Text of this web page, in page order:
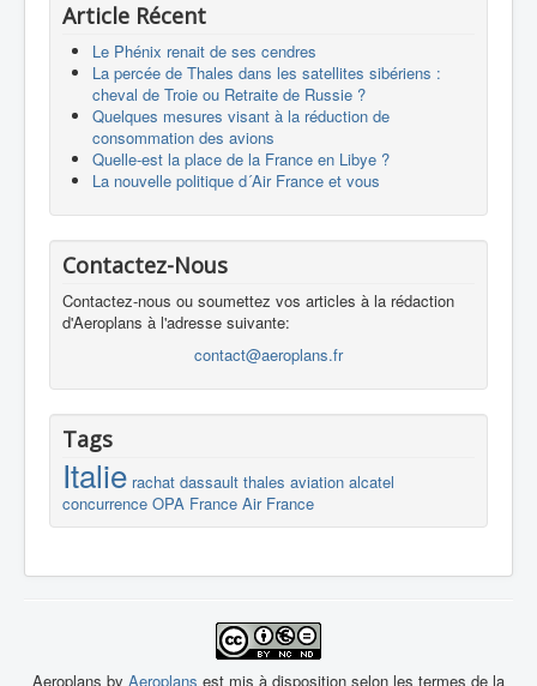
Article Récent
Le Phénix renait de ses cendres
La percée de Thales dans les satellites sibériens :
cheval de Troie ou Retraite de Russie ?
Quelques mesures visant à la réduction de
consommation des avions
Quelle-est la place de la France en Libye ?
La nouvelle politique d´Air France et vous
Contactez-Nous
Contactez-nous ou soumettez vos articles à la rédaction
d'Aeroplans à l'adresse suivante:
contact@aeroplans.fr
Tags
Italie rachat dassault thales aviation alcatel
concurrence OPA France Air France
Aeroplans by Aeroplans est mis à disposition selon les termes de la